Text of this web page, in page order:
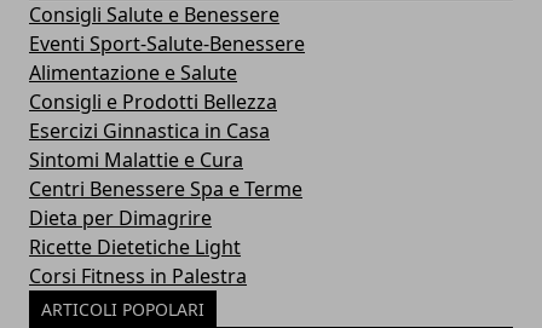
Consigli Salute e Benessere
Eventi Sport-Salute-Benessere
Alimentazione e Salute
Consigli e Prodotti Bellezza
Esercizi Ginnastica in Casa
Sintomi Malattie e Cura
Centri Benessere Spa e Terme
Dieta per Dimagrire
Ricette Dietetiche Light
Corsi Fitness in Palestra
ARTICOLI POPOLARI